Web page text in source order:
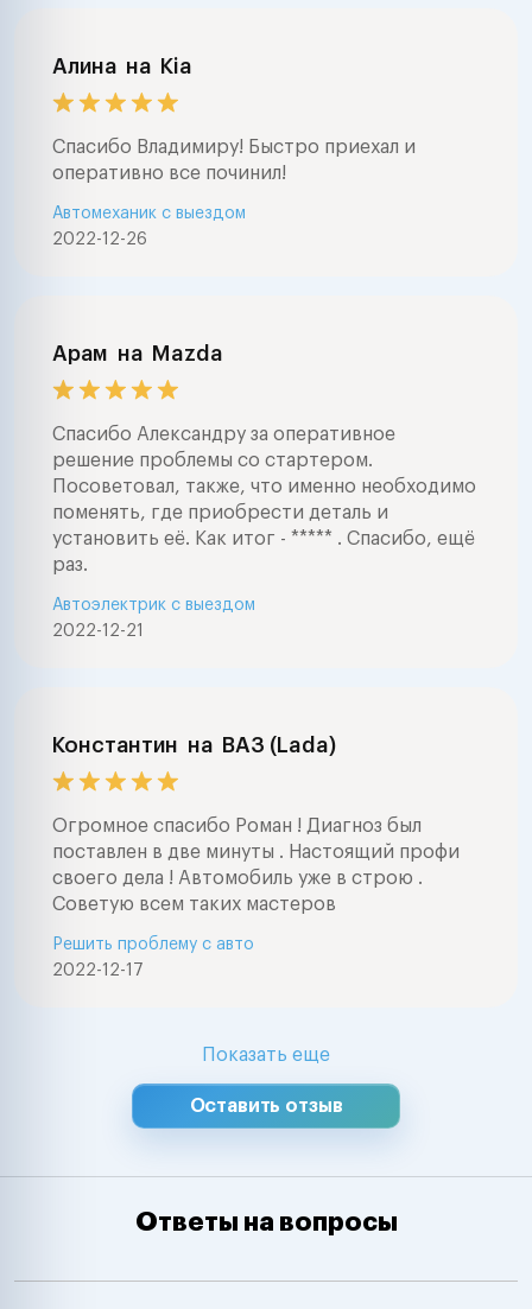
Алина на Kia
Спасибо Владимиру! Быстро приехал и
оперативно все починил!
2022-12-26
Автомеханик с выездом
Арам на Mazda
Спасибо Александру за оперативное
решение проблемы со стартером.
Посоветовал, также, что именно необходимо
поменять, где приобрести деталь и
установить её. Как итог - ***** . Спасибо, ещё
раз.
2022-12-21
Автоэлектрик с выездом
Константин на ВАЗ (Lada)
Огромное спасибо Роман ! Диагноз был
поставлен в две минуты . Настоящий профи
своего дела ! Автомобиль уже в строю .
Советую всем таких мастеров
2022-12-17
Решить проблему с авто
Показать еще
Оставить отзыв
Ответы на вопросы